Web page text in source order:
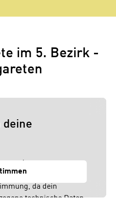
im 5. Bezirk -
deine
einen externen
benötigen wir
da dein
technische Daten